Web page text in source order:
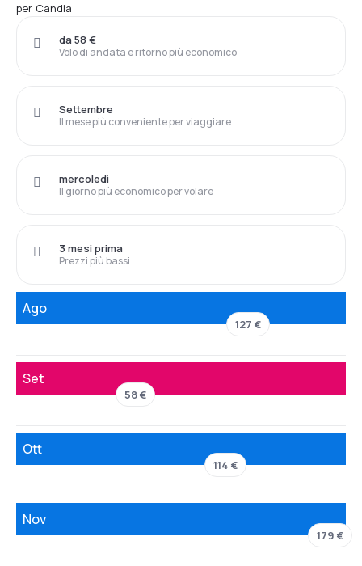
per Candia
Volo di andata e ritorno più economico
da 58 €
Il mese più conveniente per viaggiare
Settembre
Il giorno più economico per volare
mercoledì
Prezzi più bassi
3 mesi prima
Ago
127 €
Set
58 €
Ott
114 €
Nov
179 €